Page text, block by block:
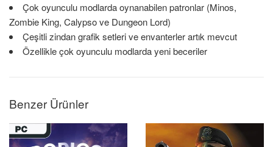
Çok oyunculu modlarda oynanabilen patronlar (Minos,
Zombie King, Calypso ve Dungeon Lord)
Çeşitli zindan grafik setleri ve envanterler artık mevcut
Özellikle çok oyunculu modlarda yeni beceriler
Benzer Ürünler